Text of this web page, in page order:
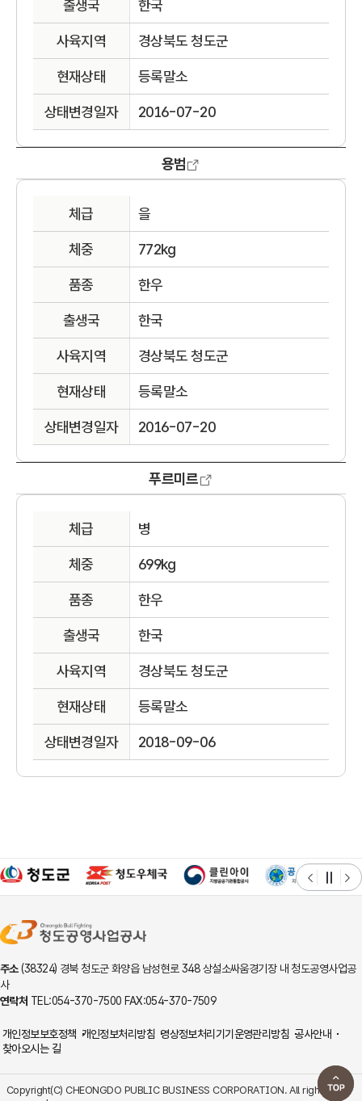
출생국 한국
사육지역 경상북도 청도군
현재상태 등록말소
상태변경일자 2016-07-20
용범
체급 을
체중 772kg
품종 한우
출생국 한국
사육지역 경상북도 청도군
현재상태 등록말소
상태변경일자 2016-07-20
푸르미르
체급 병
체중 699kg
품종 한우
출생국 한국
사육지역 경상북도 청도군
현재상태 등록말소
상태변경일자 2018-09-06
주소(38324) 경북 청도군 화양읍 남성현로 348 상설소싸움경기장 내 청도공영사업공
사
연락처 TEL:054-370-7500 FAX:054-370-7509
개인정보보호정책 개인정보처리방침 영상정보처리기기운영관리방침 공사안내
찾아오시는 길
Copyright(C) CHEONGDO PUBLIC BUSINESS CORPORATION. All rights